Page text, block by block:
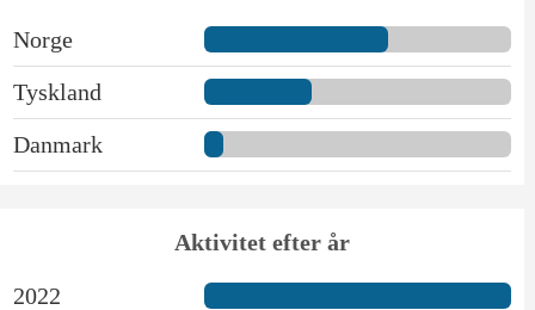
Norge
Tyskland
Danmark
Aktivitet efter år
2022